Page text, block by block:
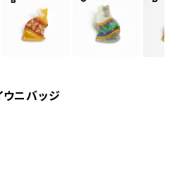
ニバッジ